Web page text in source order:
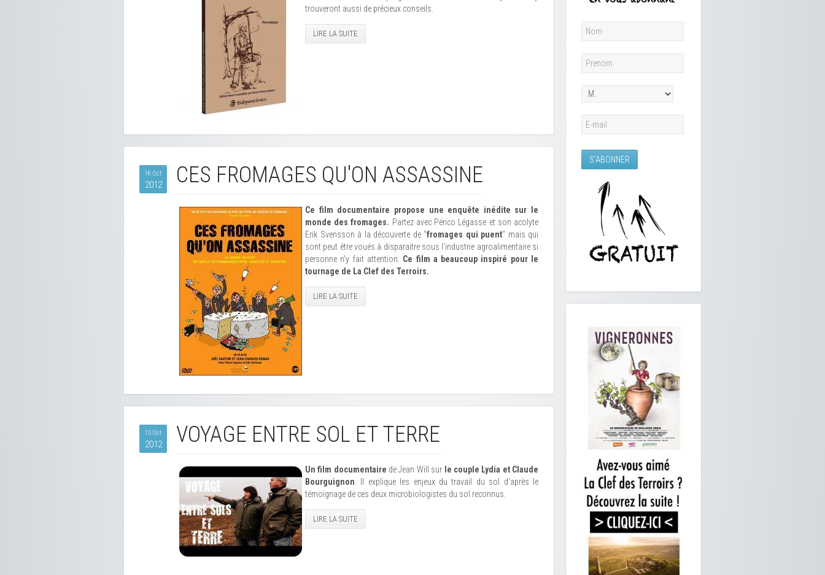
trouveront aussi de précieux conseils.
LIRE LA SUITE
16 Oct
2012 CES FROMAGES QU'ON ASSASSINE
Ce film documentaire propose une enquête inédite sur le
monde des fromages. Partez avec Périco Légasse et son acolyte
Erik Svensson à la découverte de "fromages qui puent" mais qui
sont peut être voués à disparaitre sous l'industrie agroalimentaire si
personne n'y fait attention. Ce film a beaucoup inspiré pour le
tournage de La Clef des Terroirs.
LIRE LA SUITE
15 Oct
2012 VOYAGE ENTRE SOL ET TERRE
Un film documentaire de Jean Will sur le couple Lydia et Claude
Bourguignon . Il explique les enjeux du travail du sol d'après le
témoignage de ces deux microbiologistes du sol reconnus.
LIRE LA SUITE